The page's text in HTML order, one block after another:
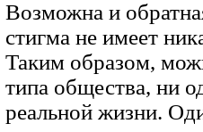
Возможна и
стигма не имеет
Таким образом,
типа общества, ни
реальной жизни.